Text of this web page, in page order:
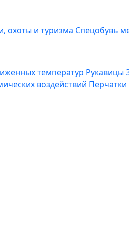
охоты и туризма Спецобувь
температур Рукавицы
воздействий